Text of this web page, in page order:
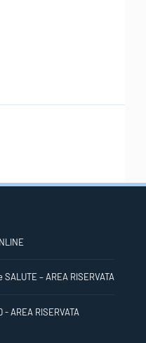
SALUTE – AREA RISERVATA
- AREA RISERVATA